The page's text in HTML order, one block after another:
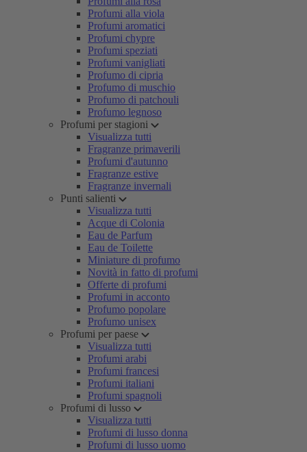
Profumi alla viola
Profumi aromatici
Profumi chypre
Profumi speziati
Profumi vanigliati
Profumo di cipria
Profumo di muschio
Profumo di patchouli
Profumo legnoso
Profumi per stagioni
Visualizza tutti
Fragranze primaverili
Profumi d'autunno
Fragranze estive
Fragranze invernali
Punti salienti
Visualizza tutti
Acque di Colonia
Eau de Parfum
Eau de Toilette
Miniature di profumo
Novità in fatto di profumi
Offerte di profumi
Profumi in acconto
Profumo popolare
Profumo unisex
Profumi per paese
Visualizza tutti
Profumi arabi
Profumi francesi
Profumi italiani
Profumi spagnoli
Profumi di lusso
Visualizza tutti
Profumi di lusso donna
Profumi di lusso uomo